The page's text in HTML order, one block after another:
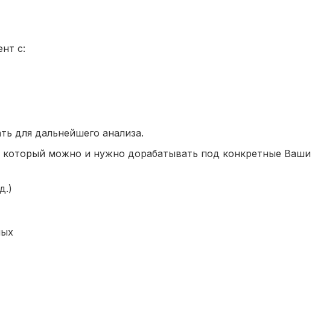
с:
для дальнейшего анализа.
который можно и нужно дорабатывать под конкретные Ваши